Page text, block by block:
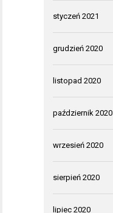
styczeń 2021
grudzień 2020
listopad 2020
październik 2020
wrzesień 2020
sierpień 2020
lipiec 2020